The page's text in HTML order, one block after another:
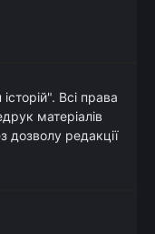
Всі права
матеріалів
дозволу редакції